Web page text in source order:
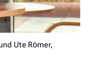
Ute Römer,